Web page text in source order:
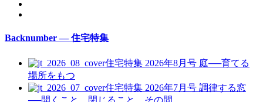
Backnumber — 住宅特集
住宅特集 2026年8月号 庭──育てる
場所をもつ
住宅特集 2026年7月号 調律する窓
──開くこと、閉じること、その間